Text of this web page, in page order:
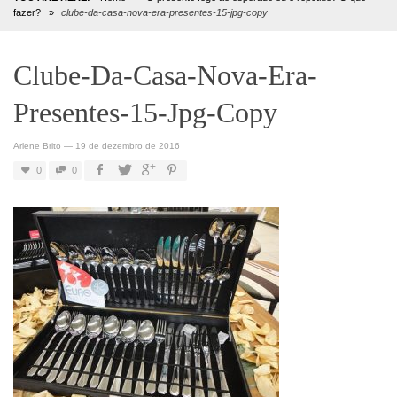
fazer?
» clube-da-casa-nova-era-presentes-15-jpg-copy
Clube-Da-Casa-Nova-Era-
Presentes-15-Jpg-Copy
Arlene Brito — 19 de dezembro de 2016
0 0